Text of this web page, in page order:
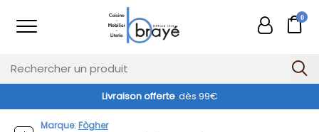
0
Livraison offerte dès 99€
Marque:Fògher